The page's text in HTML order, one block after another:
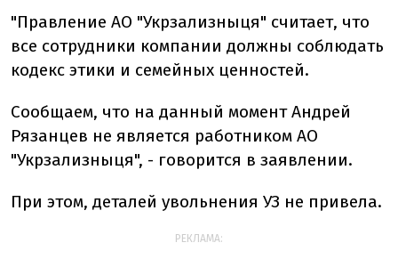
"Правление АО "Укрзализныця" считает, что
все сотрудники компании должны соблюдать
кодекс этики и семейных ценностей.
Сообщаем, что на данный момент Андрей
Рязанцев не является работником АО
"Укрзализныця", - говорится в заявлении.
При этом, деталей увольнения УЗ не привела.
РЕКЛАМА: